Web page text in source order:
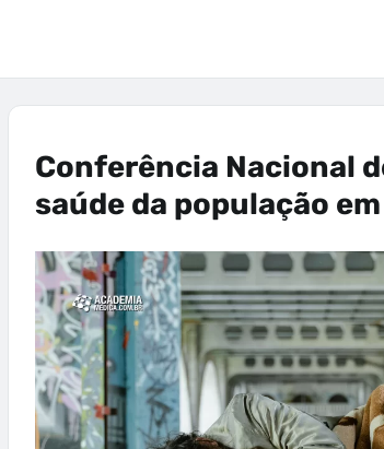
Conferência Nacional
saúde da população